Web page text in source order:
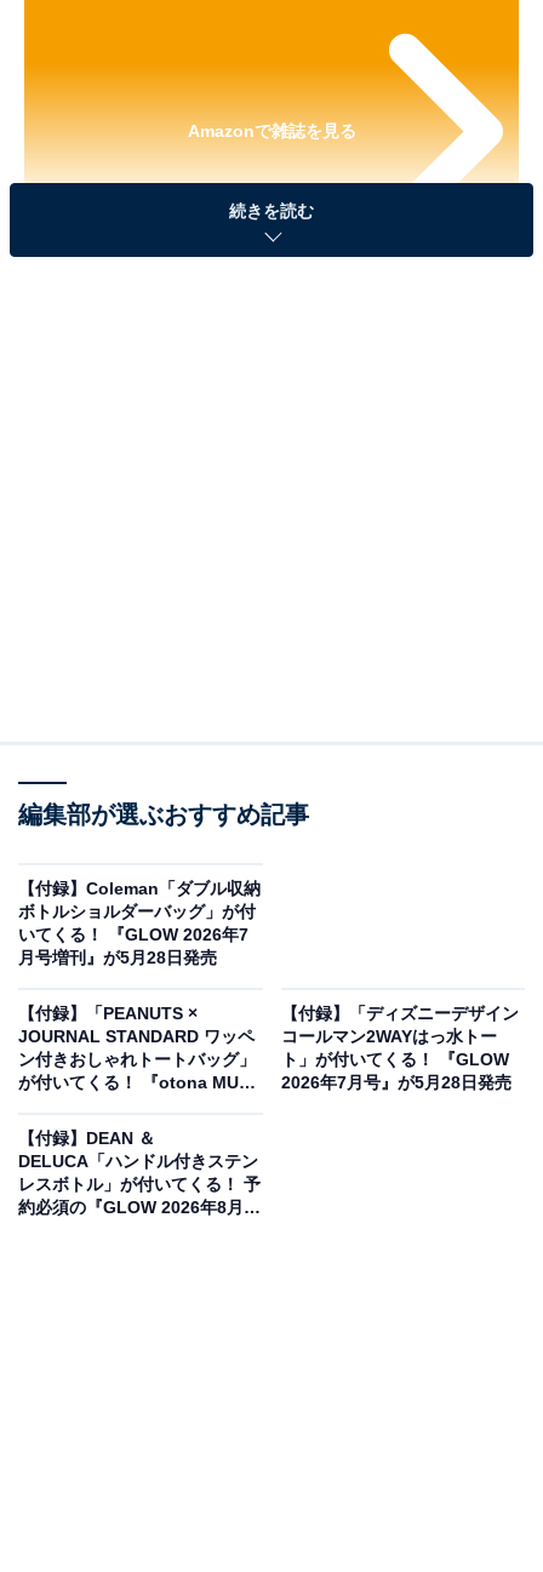
Amazonで雑誌を見る
HAPPY TURN ツイてるしあわせ ハッピーターン 50th ANNIVERSARY
BOOK（画像出典：Amazon）
宝島社から5月29日に発売される『HAPPY TURN ツイ
てるしあわせ ハッピーターン 50th ANNIVERSARY
BOOK』（税込2999円）。付録として、「ほんものそっ
続きを読む
編集部が選ぶおすすめ記事
【付録】Coleman「ダブル収納
ボトルショルダーバッグ」が付
いてくる！ 『GLOW 2026年7
月号増刊』が5月28日発売
【付録】「PEANUTS ×
JOURNAL STANDARD ワッペ
ン付きおしゃれトートバッグ」
が付いてくる！ 『otona MUSE
【付録】「ディズニーデザイン
コールマン2WAYはっ水トー
ト」が付いてくる！ 『GLOW
2026年7月号』が5月28日発売
【付録】DEAN ＆
DELUCA「ハンドル付きステン
レスボトル」が付いてくる！ 予
約必須の『GLOW 2026年8月・